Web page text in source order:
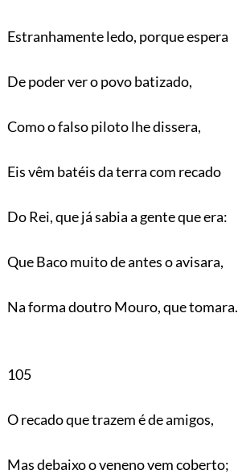
Estranhamente ledo, porque espera
De poder ver o povo batizado,
Como o falso piloto lhe dissera,
Eis vêm batéis da terra com recado
Do Rei, que já sabia a gente que era:
Que Baco muito de antes o avisara,
Na forma doutro Mouro, que tomara.
105
O recado que trazem é de amigos,
Mas debaixo o veneno vem coberto;